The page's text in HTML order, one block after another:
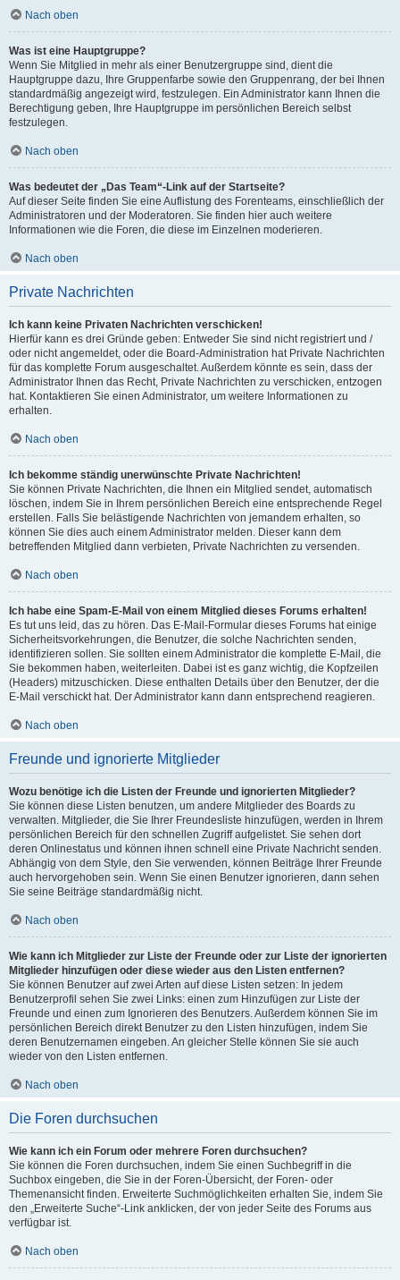
Nach oben
Was ist eine Hauptgruppe?
Wenn Sie Mitglied in mehr als einer Benutzergruppe sind, dient die
Hauptgruppe dazu, Ihre Gruppenfarbe sowie den Gruppenrang, der bei Ihnen
standardmäßig angezeigt wird, festzulegen. Ein Administrator kann Ihnen die
Berechtigung geben, Ihre Hauptgruppe im persönlichen Bereich selbst
festzulegen.
Nach oben
Was bedeutet der „Das Team“-Link auf der Startseite?
Auf dieser Seite finden Sie eine Auflistung des Forenteams, einschließlich der
Administratoren und der Moderatoren. Sie finden hier auch weitere
Informationen wie die Foren, die diese im Einzelnen moderieren.
Nach oben
Private Nachrichten
Ich kann keine Privaten Nachrichten verschicken!
Hierfür kann es drei Gründe geben: Entweder Sie sind nicht registriert und /
oder nicht angemeldet, oder die Board-Administration hat Private Nachrichten
für das komplette Forum ausgeschaltet. Außerdem könnte es sein, dass der
Administrator Ihnen das Recht, Private Nachrichten zu verschicken, entzogen
hat. Kontaktieren Sie einen Administrator, um weitere Informationen zu
erhalten.
Nach oben
Ich bekomme ständig unerwünschte Private Nachrichten!
Sie können Private Nachrichten, die Ihnen ein Mitglied sendet, automatisch
löschen, indem Sie in Ihrem persönlichen Bereich eine entsprechende Regel
erstellen. Falls Sie belästigende Nachrichten von jemandem erhalten, so
können Sie dies auch einem Administrator melden. Dieser kann dem
betreffenden Mitglied dann verbieten, Private Nachrichten zu versenden.
Nach oben
Ich habe eine Spam-E-Mail von einem Mitglied dieses Forums erhalten!
Es tut uns leid, das zu hören. Das E-Mail-Formular dieses Forums hat einige
Sicherheitsvorkehrungen, die Benutzer, die solche Nachrichten senden,
identifizieren sollen. Sie sollten einem Administrator die komplette E-Mail, die
Sie bekommen haben, weiterleiten. Dabei ist es ganz wichtig, die Kopfzeilen
(Headers) mitzuschicken. Diese enthalten Details über den Benutzer, der die
E-Mail verschickt hat. Der Administrator kann dann entsprechend reagieren.
Nach oben
Freunde und ignorierte Mitglieder
Wozu benötige ich die Listen der Freunde und ignorierten Mitglieder?
Sie können diese Listen benutzen, um andere Mitglieder des Boards zu
verwalten. Mitglieder, die Sie Ihrer Freundesliste hinzufügen, werden in Ihrem
persönlichen Bereich für den schnellen Zugriff aufgelistet. Sie sehen dort
deren Onlinestatus und können ihnen schnell eine Private Nachricht senden.
Abhängig von dem Style, den Sie verwenden, können Beiträge Ihrer Freunde
auch hervorgehoben sein. Wenn Sie einen Benutzer ignorieren, dann sehen
Sie seine Beiträge standardmäßig nicht.
Nach oben
Wie kann ich Mitglieder zur Liste der Freunde oder zur Liste der ignorierten
Mitglieder hinzufügen oder diese wieder aus den Listen entfernen?
Sie können Benutzer auf zwei Arten auf diese Listen setzen: In jedem
Benutzerprofil sehen Sie zwei Links: einen zum Hinzufügen zur Liste der
Freunde und einen zum Ignorieren des Benutzers. Außerdem können Sie im
persönlichen Bereich direkt Benutzer zu den Listen hinzufügen, indem Sie
deren Benutzernamen eingeben. An gleicher Stelle können Sie sie auch
wieder von den Listen entfernen.
Nach oben
Die Foren durchsuchen
Wie kann ich ein Forum oder mehrere Foren durchsuchen?
Sie können die Foren durchsuchen, indem Sie einen Suchbegriff in die
Suchbox eingeben, die Sie in der Foren-Übersicht, der Foren- oder
Themenansicht finden. Erweiterte Suchmöglichkeiten erhalten Sie, indem Sie
den „Erweiterte Suche“-Link anklicken, der von jeder Seite des Forums aus
verfügbar ist.
Nach oben